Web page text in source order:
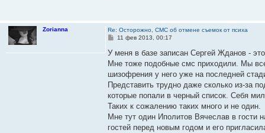
и
е
Zorianna
Re: Осторожно, СМС об отмене съемок от психа
С
о
щ
е
и
е
11 фев 2013, 00:17
У меня в базе записан Сергей Жданов -
Мне тоже подобные смс приходили. Мы
шизофрения у него уже на последней
Представить трудно даже сколько из-за
которые попали в черный список. Себя
Таких к сожалению таких много и не один.
Мне тут один Иполитов Вячеслав в гости
гостей перед новым годом и его